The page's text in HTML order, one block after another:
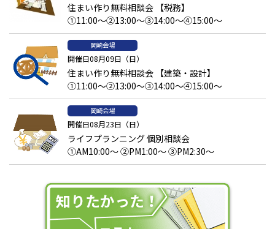
住まい作り無料相談会 【税務】
①11:00～②13:00～③14:00～④15:00～
岡崎会場
開催日08月09日（日）
住まい作り無料相談会 【建築・設計】
①11:00～②13:00～③14:00～④15:00～
岡崎会場
開催日08月23日（日）
ライフプランニング 個別相談会
①AM10:00～ ②PM1:00～ ③PM2:30～